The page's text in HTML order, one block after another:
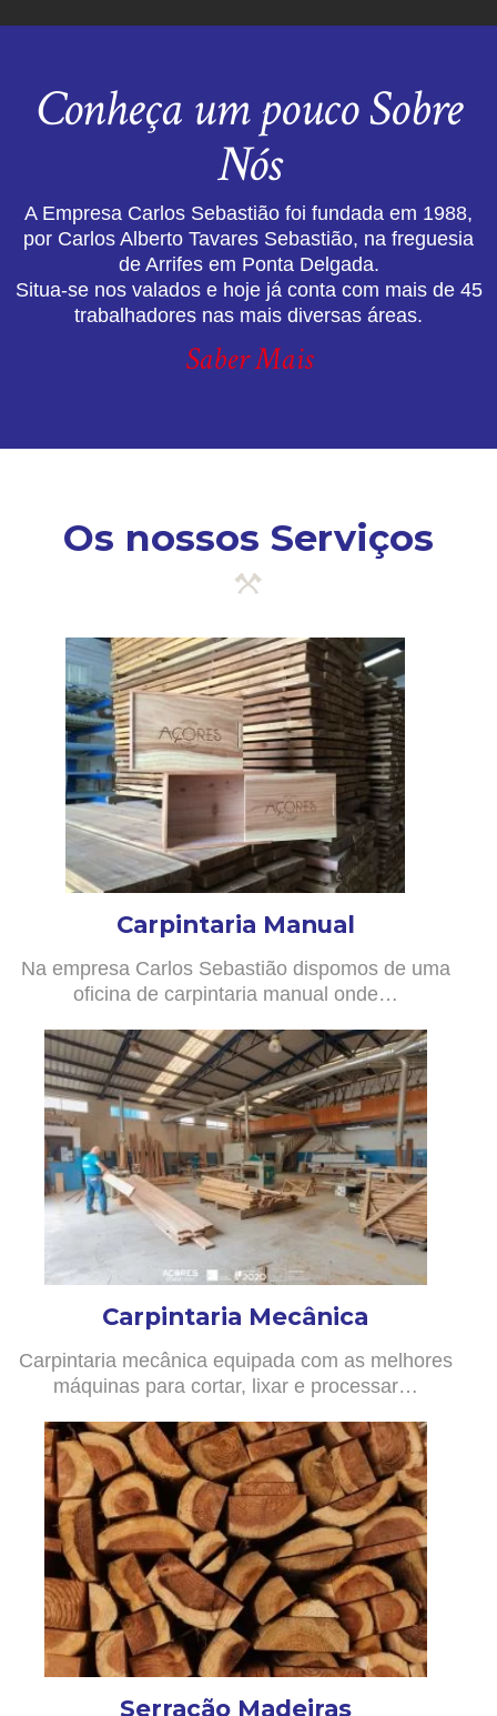
Conheça um pouco Sobre
Nós
A Empresa Carlos Sebastião foi fundada em 1988,
por Carlos Alberto Tavares Sebastião, na freguesia
de Arrifes em Ponta Delgada.
Situa-se nos valados e hoje já conta com mais de 45
trabalhadores nas mais diversas áreas.
Saber Mais
Os nossos Serviços
Carpintaria Manual
Na empresa Carlos Sebastião dispomos de uma
oficina de carpintaria manual onde…
Carpintaria Mecânica
Carpintaria mecânica equipada com as melhores
máquinas para cortar, lixar e processar…
Serração Madeiras